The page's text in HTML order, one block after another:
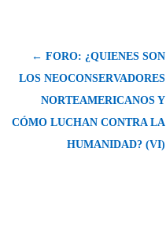
← FORO: ¿QUIENES SON
LOS NEOCONSERVADORES
NORTEAMERICANOS Y
CÓMO LUCHAN CONTRA LA
HUMANIDAD? (VI)